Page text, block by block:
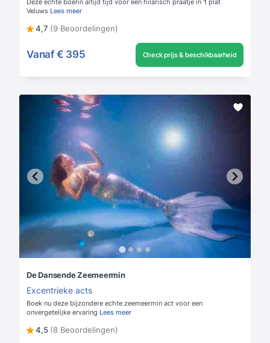
Veluws Lees meer
4,7 (9 Beoordelingen)
Vanaf € 395 Check prijs & beschikbaarheid
De Dansende Zeemeermin
Excentrieke acts
Boek nu deze bijzondere echte zeemeermin act voor een
onvergetelijke ervaring Lees meer
4,5 (8 Beoordelingen)